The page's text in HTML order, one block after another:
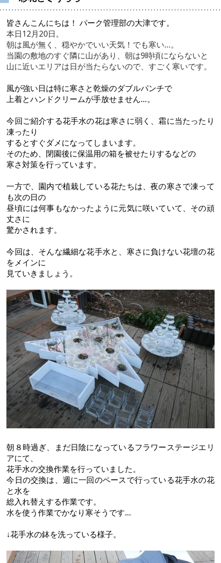
皆さんこんにちは！ パーク管理部の大津です。
本日12月20日。
朝は風が無く、穏やかでいい天気！でも寒い…。
当園の敷地のすぐ隣に山があり、朝は9時頃にならないと
山に近いエリアは日が当たらないので、すごく寒いです。
風が強い日は特に寒さと乾燥のダブルパンチで
上着とハンドクリームが手放せません…。
今回ご紹介する花手水の花は寒さに弱く、霜に当たったり
凍ったり
するとすぐダメになってしまいます。
そのため、閉園後に保温用の箱を被せたりするなどの
寒さ対策を行っています。
一方で、園内で植栽している花たちは、夜の寒さで凍って
も次の日の
昼頃には何事もなかったように元気に咲いていて、その頑
丈さに
驚かされます。
今回は、そんな繊細な花手水と、寒さに負けない花壇の花
をメインに
見ていきましょう。
朝８時過ぎ、まだ日陰になっているフラワーステージエリ
アにて、
花手水の交換作業を行っていました。
今日の交換は、週に一回のペースで行っている花手水の花
と水を
総入れ替えする作業です。
水を使う作業でかなり寒そうです…
↓花手水の鉢を洗っている様子。